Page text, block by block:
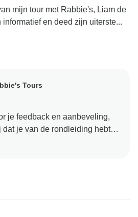
mijn tour met Rabbie's, Liam de
en deed zijn uiterste...
Tours
je feedback en aanbeveling,
dat je van de rondleiding hebt
voor je werd gezorgd. We